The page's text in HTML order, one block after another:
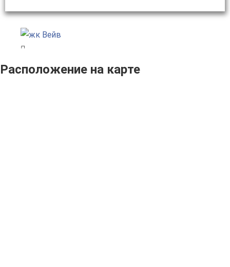
Расположение на карте